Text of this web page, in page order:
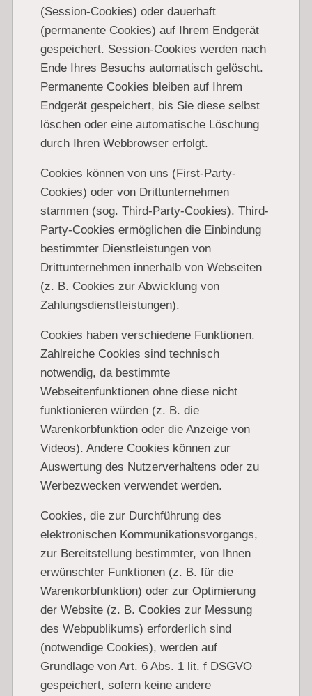
(Session-Cookies) oder dauerhaft
(permanente Cookies) auf Ihrem Endgerät
gespeichert. Session-Cookies werden nach
Ende Ihres Besuchs automatisch gelöscht.
Permanente Cookies bleiben auf Ihrem
Endgerät gespeichert, bis Sie diese selbst
löschen oder eine automatische Löschung
durch Ihren Webbrowser erfolgt.
Cookies können von uns (First-Party-
Cookies) oder von Drittunternehmen
stammen (sog. Third-Party-Cookies). Third-
Party-Cookies ermöglichen die Einbindung
bestimmter Dienstleistungen von
Drittunternehmen innerhalb von Webseiten
(z. B. Cookies zur Abwicklung von
Zahlungsdienstleistungen).
Cookies haben verschiedene Funktionen.
Zahlreiche Cookies sind technisch
notwendig, da bestimmte
Webseitenfunktionen ohne diese nicht
funktionieren würden (z. B. die
Warenkorbfunktion oder die Anzeige von
Videos). Andere Cookies können zur
Auswertung des Nutzerverhaltens oder zu
Werbezwecken verwendet werden.
Cookies, die zur Durchführung des
elektronischen Kommunikationsvorgangs,
zur Bereitstellung bestimmter, von Ihnen
erwünschter Funktionen (z. B. für die
Warenkorbfunktion) oder zur Optimierung
der Website (z. B. Cookies zur Messung
des Webpublikums) erforderlich sind
(notwendige Cookies), werden auf
Grundlage von Art. 6 Abs. 1 lit. f DSGVO
gespeichert, sofern keine andere